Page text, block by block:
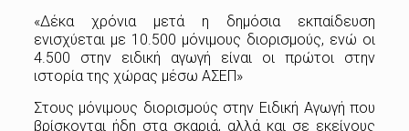
«Δέκα χρόνια μετά η δημόσια εκπαίδευση
ενισχύεται με 10.500 μόνιμους διορισμούς, ενώ οι
4.500 στην ειδική αγωγή είναι οι πρώτοι στην
ιστορία της χώρας μέσω ΑΣΕΠ»
Στους μόνιμους διορισμούς στην Ειδική Αγωγή που
βρίσκονται ήδη στα σκαριά, αλλά και σε εκείνους